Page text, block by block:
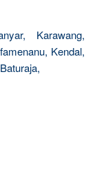
Karawang,
Kendal,